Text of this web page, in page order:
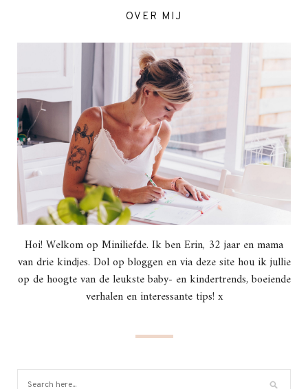
OVER MIJ
Hoi! Welkom op Miniliefde. Ik ben Erin, 32 jaar en mama
van drie kindjes. Dol op bloggen en via deze site hou ik jullie
op de hoogte van de leukste baby- en kindertrends, boeiende
verhalen en interessante tips! x